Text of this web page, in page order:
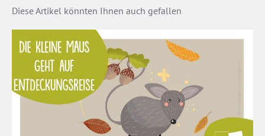
Diese Artikel könnten Ihnen auch gefallen